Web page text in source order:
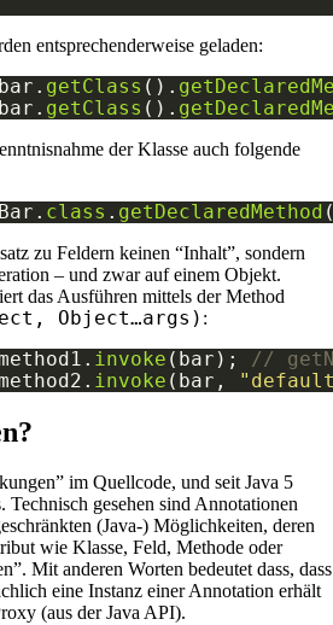
entsprechenderweise geladen:
getClass ().
getClass ().
der Klasse auch folgende
class . getDeclaredMethod
zu Feldern keinen “Inhalt”, sondern
– und zwar auf einem Objekt.
das Ausführen mittels der Method
Object…args) :
invoke (bar);
//
invoke (bar, "default
im Quellcode, und seit Java 5
Technisch gesehen sind Annotationen
(Java-) Möglichkeiten, deren
wie Klasse, Feld, Methode oder
Mit anderen Worten bedeutet dass, dass
eine Instanz einer Annotation erhält
(aus der Java API).